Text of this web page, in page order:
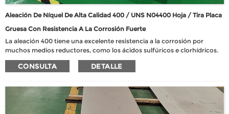
Aleación De Níquel De Alta Calidad 400 / UNS N04400 Hoja / Tira Placa
Gruesa Con Resistencia A La Corrosión Fuerte
La aleación 400 tiene una excelente resistencia a la corrosión por
muchos medios reductores, como los ácidos sulfúricos e clorhídricos.
Generalmente es más resistente a la corrosión mediante medios
oxidantes que las aleaciones de cobre más altas. La aleación 400 resiste
e industriales. Tiene una buena resistencia en el agua de mar que fluye,
pero en condiciones estancadas, se induce la corrosión de picaduras y
grietas.
CONSULTA DETALLE